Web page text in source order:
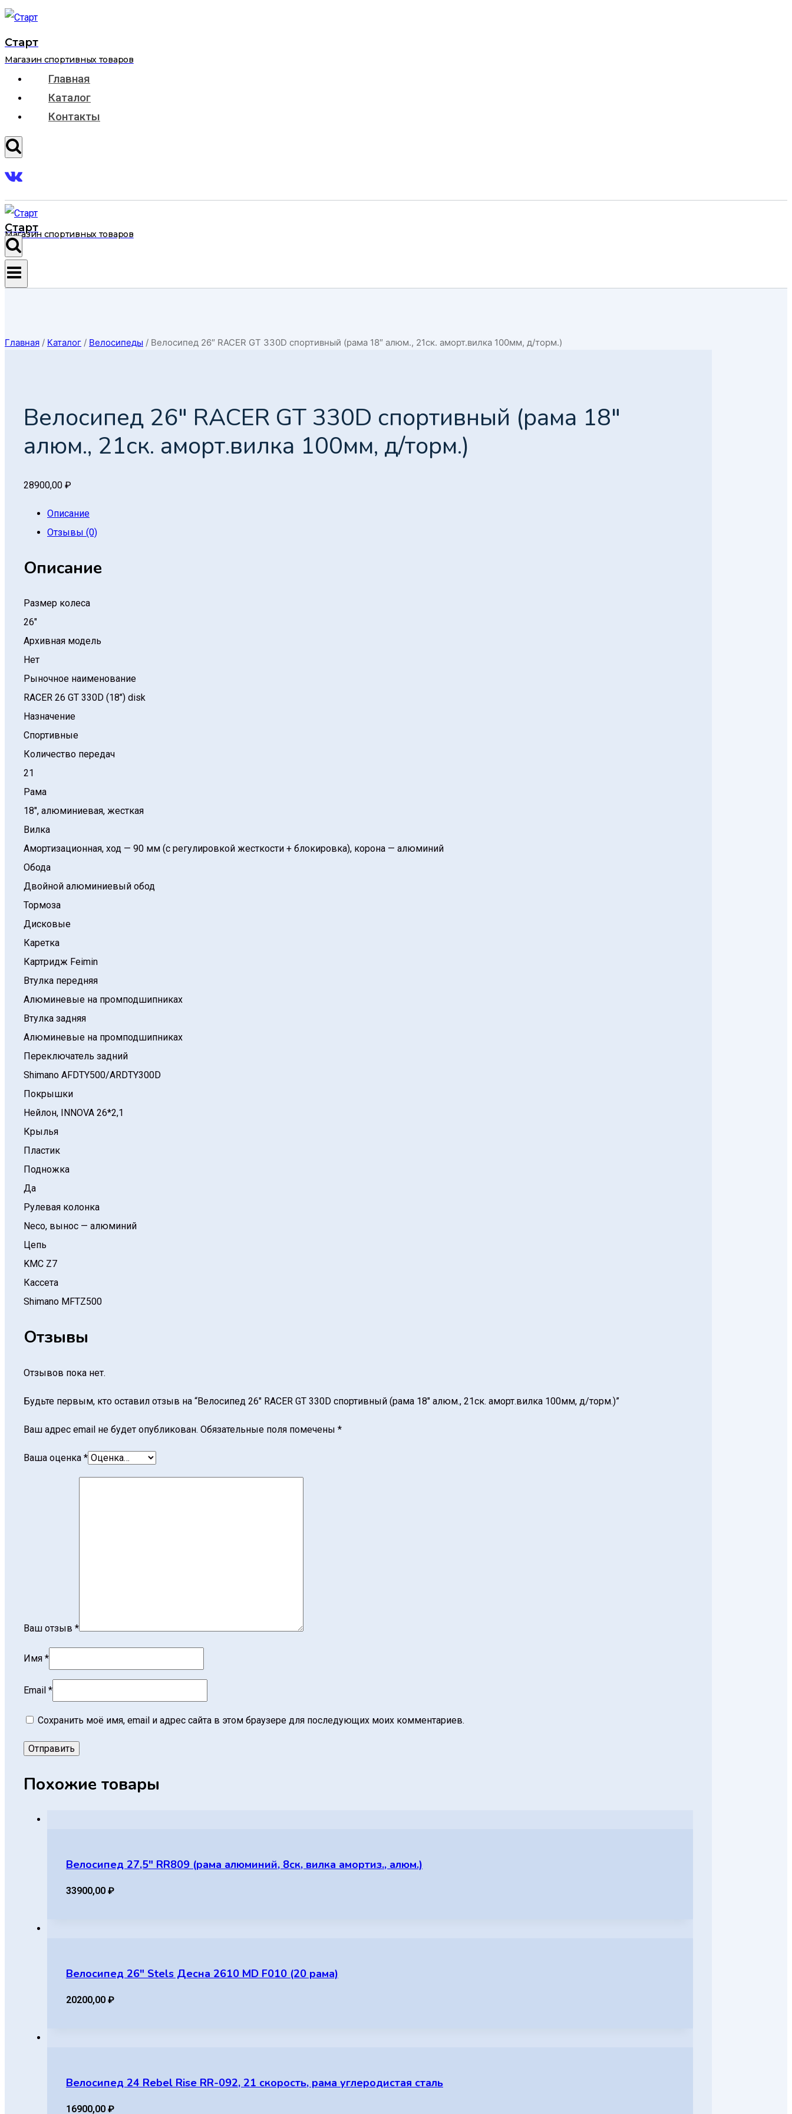
Перейти
содержимому
Старт
Магазин спортивных товаров
Главная
Каталог
Контакты
Старт
Магазин спортивных товаров
Главная / Каталог / Велосипеды / Велосипед 26″ RACER GT 330D спортивный (рама 18″ алюм., 21ск. аморт.вилка 100мм, д/торм.)
Велосипед 26″ RACER GT 330D спортивный (рама 18″
алюм., 21ск. аморт.вилка 100мм, д/торм.)
28900,00 ₽
Описание
Отзывы (0)
Описание
Размер колеса
26″
Архивная модель
Нет
Рыночное наименование
RACER 26 GT 330D (18″) disk
Назначение
Спортивные
Количество передач
21
Рама
18″, алюминиевая, жесткая
Вилка
Амортизационная, ход — 90 мм (с регулировкой жесткости + блокировка), корона — алюминий
Обода
Двойной алюминиевый обод
Тормоза
Дисковые
Каретка
Картридж Feimin
Втулка передняя
Алюминевые на промподшипниках
Втулка задняя
Алюминевые на промподшипниках
Переключатель задний
Shimano AFDTY500/ARDTY300D
Покрышки
Нейлон, INNOVA 26*2,1
Крылья
Пластик
Подножка
Да
Рулевая колонка
Neco, вынос — алюминий
Цепь
KMC Z7
Кассета
Shimano MFTZ500
Отзывы
Отзывов пока нет.
Будьте первым, кто оставил отзыв на “Велосипед 26″ RACER GT 330D спортивный (рама 18″ алюм., 21ск. аморт.вилка 100мм, д/торм.)”
Ваш адрес email не будет опубликован. Обязательные поля помечены *
Ваша оценка *
Ваш отзыв *
Имя *
Email *
Сохранить моё имя, email и адрес сайта в этом браузере для последующих моих комментариев.
Похожие товары
Велосипед 27,5″ RR809 (рама алюминий, 8ск, вилка амортиз., алюм.)
33900,00 ₽
Велосипед 26″ Stels Десна 2610 MD F010 (20 рама)
20200,00 ₽
Велосипед 24 Rebel Rise RR-092, 21 скорость, рама углеродистая сталь
16900,00 ₽